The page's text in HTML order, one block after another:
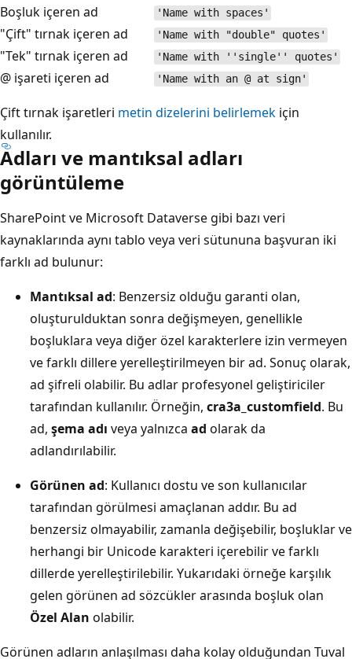
Boşluk içeren ad 'Name with spaces'
"Çift" tırnak içeren ad 'Name with "double" quotes'
"Tek" tırnak içeren ad 'Name with ''single'' quotes'
@ işareti içeren ad 'Name with an @ at sign'
Çift tırnak işaretleri metin dizelerini belirlemek için
kullanılır.
Adları ve mantıksal adları
görüntüleme
SharePoint ve Microsoft Dataverse gibi bazı veri
kaynaklarında aynı tablo veya veri sütununa başvuran iki
farklı ad bulunur:
Mantıksal ad: Benzersiz olduğu garanti olan,
oluşturulduktan sonra değişmeyen, genellikle
boşluklara veya diğer özel karakterlere izin vermeyen
ve farklı dillere yerelleştirilmeyen bir ad. Sonuç olarak,
ad şifreli olabilir. Bu adlar profesyonel geliştiriciler
tarafından kullanılır. Örneğin, cra3a_customfield. Bu
ad, şema adı veya yalnızca ad olarak da
adlandırılabilir.
Görünen ad: Kullanıcı dostu ve son kullanıcılar
tarafından görülmesi amaçlanan addır. Bu ad
benzersiz olmayabilir, zamanla değişebilir, boşluklar ve
herhangi bir Unicode karakteri içerebilir ve farklı
dillerde yerelleştirilebilir. Yukarıdaki örneğe karşılık
gelen görünen ad sözcükler arasında boşluk olan
Özel Alan olabilir.
Görünen adların anlaşılması daha kolay olduğundan Tuval